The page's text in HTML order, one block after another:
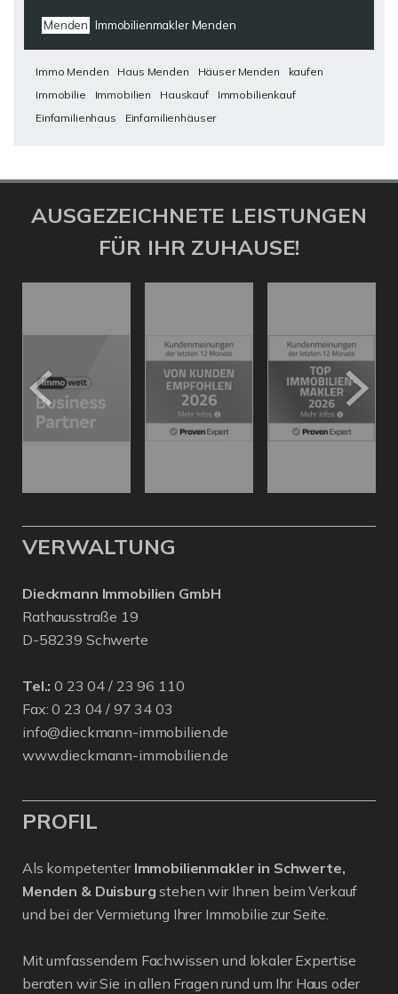
Menden Immobilienmakler Menden
Immo Menden Haus Menden Häuser Menden
kaufen
Immobilie
Immobilien Hauskauf
Immobilienkauf
Einfamilienhaus
Einfamilienhäuser
AUSGEZEICHNETE LEISTUNGEN
FÜR IHR ZUHAUSE!
VERWALTUNG
Dieckmann Immobilien GmbH
Rathausstraße 19
D-58239 Schwerte
Tel.: 0 23 04 / 23 96 110
Fax: 0 23 04 / 97 34 03
info@dieckmann-immobilien.de
www.dieckmann-immobilien.de
PROFIL
Als kompetenter Immobilienmakler in Schwerte,
Menden & Duisburg stehen wir Ihnen beim Verkauf
und bei der Vermietung Ihrer Immobilie zur Seite.
Mit umfassendem Fachwissen und lokaler Expertise
beraten wir Sie in allen Fragen rund um Ihr Haus oder